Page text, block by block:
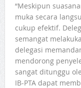
“Meskipun
muka secara
cukup efektif.
semangat
delegasi
mendorong
sangat ditunggu
IB-PTA dapat